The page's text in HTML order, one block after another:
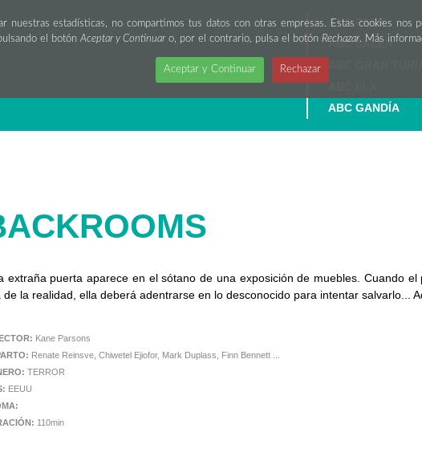
nuestras estadísticas, no compartimos tus datos con otras empresas. Estas cookies
el botónAceptar y Continuaro, por el contrario, pulsa el botón Rechazar. Más
Aceptar y Continuar Rechazar
ABC PARK
ABC SALER
ABC ELX
ABC GANDÍA
extraña puerta aparece en el sótano de una exposición de muebles. Cuando
de la realidad, ella deberá adentrarse en lo desconocido para intentar salvarlo...
Kane Parsons
Renate Reinsve, Chiwetel Ejiofor, Mark Duplass, Finn Bennett ...
TERROR
EEUU
110min